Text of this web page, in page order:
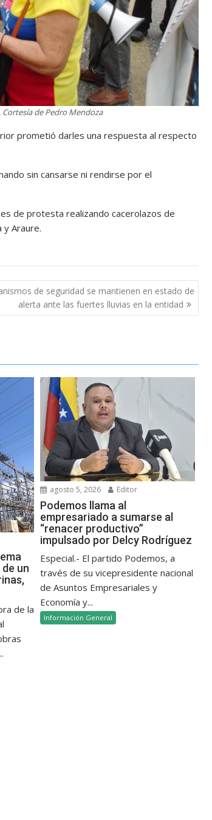
de Pedro Mendoza
prometió darles una respuesta al respecto
sin cansarse ni rendirse por el
de protesta realizando cacerolazos de
y Araure.
de seguridad se mantienen en estado de
alerta ante las fuertes lluvias en la entidad
un
de la
agosto 5, 2026 Editor
Podemos llama al
empresariado a sumarse al
“renacer productivo”
impulsado por Delcy Rodríguez
Especial.- El partido Podemos, a
través de su vicepresidente nacional
de Asuntos Empresariales y
Economía y...
Información General